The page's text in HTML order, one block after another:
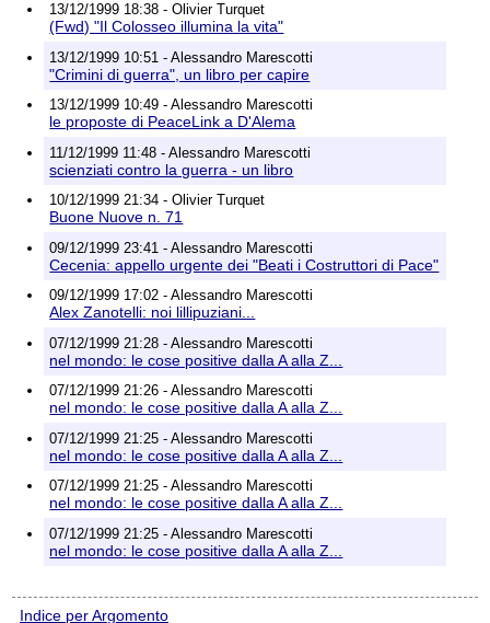
13/12/1999 18:38 - Olivier Turquet
(Fwd) "Il Colosseo illumina la vita"
13/12/1999 10:51 - Alessandro Marescotti
"Crimini di guerra", un libro per capire
13/12/1999 10:49 - Alessandro Marescotti
le proposte di PeaceLink a D'Alema
11/12/1999 11:48 - Alessandro Marescotti
scienziati contro la guerra - un libro
10/12/1999 21:34 - Olivier Turquet
Buone Nuove n. 71
09/12/1999 23:41 - Alessandro Marescotti
Cecenia: appello urgente dei "Beati i Costruttori di Pace"
09/12/1999 17:02 - Alessandro Marescotti
Alex Zanotelli: noi lillipuziani...
07/12/1999 21:28 - Alessandro Marescotti
nel mondo: le cose positive dalla A alla Z...
07/12/1999 21:26 - Alessandro Marescotti
nel mondo: le cose positive dalla A alla Z...
07/12/1999 21:25 - Alessandro Marescotti
nel mondo: le cose positive dalla A alla Z...
07/12/1999 21:25 - Alessandro Marescotti
nel mondo: le cose positive dalla A alla Z...
07/12/1999 21:25 - Alessandro Marescotti
nel mondo: le cose positive dalla A alla Z...
Indice per Argomento